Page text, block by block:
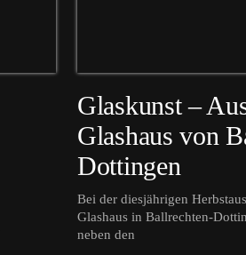
Glaskunst –
Glashaus von
Dottingen
Bei der diesjährigen
Glashaus in Ballrechten-
neben den